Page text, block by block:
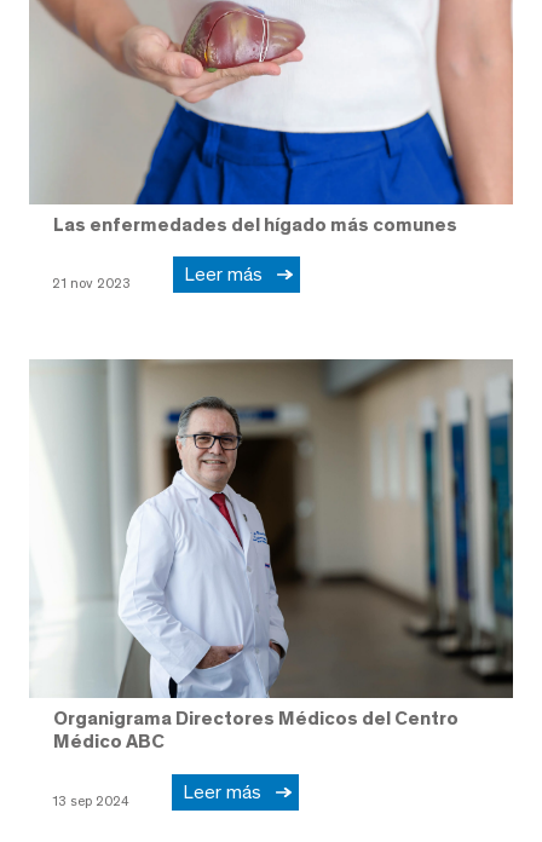
Las enfermedades del hígado más comunes
21 nov 2023 Leer más
Organigrama Directores Médicos del Centro
Médico ABC
13 sep 2024 Leer más